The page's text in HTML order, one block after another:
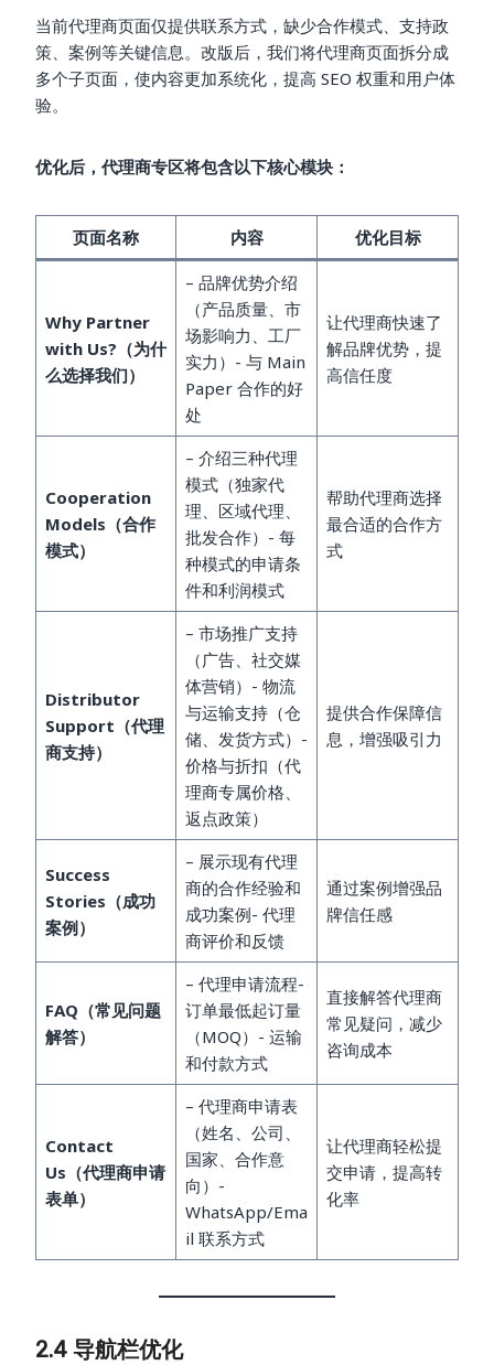
当前代理商页面仅提供联系方式，缺少合作模式、支持政
策、案例等关键信息。改版后，我们将代理商页面拆分成
多个子页面，使内容更加系统化，提高 SEO 权重和用户体
验。
优化后，代理商专区将包含以下核心模块：
页面名称 内容 优化目标
Why Partner
with Us?（为什
么选择我们）
– 品牌优势介绍
（产品质量、市
场影响力、工厂
实力）- 与 Main
Paper 合作的好
处
让代理商快速了
解品牌优势，提
高信任度
Cooperation
Models（合作
模式）
– 介绍三种代理
模式（独家代
理、区域代理、
批发合作）- 每
种模式的申请条
件和利润模式
帮助代理商选择
最合适的合作方
式
Distributor
Support（代理
商支持）
– 市场推广支持
（广告、社交媒
体营销）- 物流
与运输支持（仓
储、发货方式）-
价格与折扣（代
理商专属价格、
返点政策）
提供合作保障信
息，增强吸引力
Success
Stories（成功
案例）
– 展示现有代理
商的合作经验和
成功案例- 代理
商评价和反馈
通过案例增强品
牌信任感
FAQ（常见问题
解答）
– 代理申请流程-
订单最低起订量
（MOQ）- 运输
和付款方式
直接解答代理商
常见疑问，减少
咨询成本
Contact
Us（代理商申请
表单）
– 代理商申请表
（姓名、公司、
国家、合作意
向）-
WhatsApp/Ema
il 联系方式
让代理商轻松提
交申请，提高转
化率
2.4 导航栏优化